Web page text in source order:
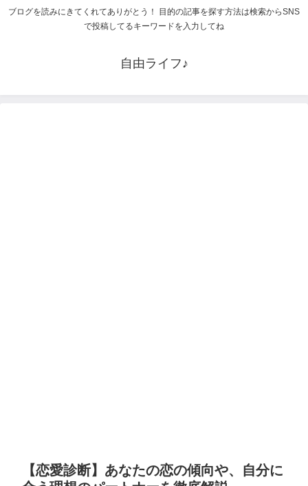
ブログを読みにきてくれてありがとう！ 目的の記事を探す方法は検索からSNS
で投稿してるキーワードを入力してね
自由ライフ♪
【恋愛診断】あなたの恋の傾向や、自分に